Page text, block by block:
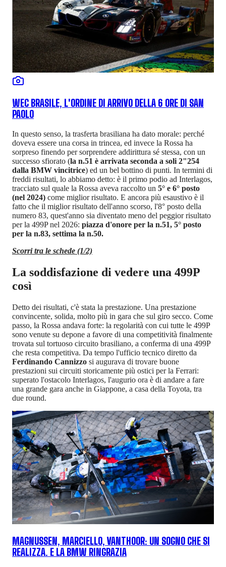
WEC BRASILE, L'ORDINE DI ARRIVO DELLA 6 ORE DI SAN
PAOLO
In questo senso, la trasferta brasiliana ha dato morale: perché
doveva essere una corsa in trincea, ed invece la Rossa ha
sorpreso finendo per sorprendere addirittura sé stessa, con un
successo sfiorato (la n.51 è arrivata seconda a soli 2"254
dalla BMW vincitrice) ed un bel bottino di punti. In termini di
freddi risultati, lo abbiamo detto: è il primo podio ad Interlagos,
tracciato sul quale la Rossa aveva raccolto un 5° e 6° posto
(nel 2024) come miglior risultato. E ancora più esaustivo è il
fatto che il miglior risultato dell'anno scorso, l'8° posto della
numero 83, quest'anno sia diventato meno del peggior risultato
per la 499P nel 2026: piazza d'onore per la n.51, 5° posto
per la n.83, settima la n.50.
Scorri tra le schede (1/2)
La soddisfazione di vedere una 499P
così
Detto dei risultati, c'è stata la prestazione. Una prestazione
convincente, solida, molto più in gara che sul giro secco. Come
passo, la Rossa andava forte: la regolarità con cui tutte le 499P
sono venute su depone a favore di una competitività finalmente
trovata sul tortuoso circuito brasiliano, a conferma di una 499P
che resta competitiva. Da tempo l'ufficio tecnico diretto da
Ferdinando Cannizzo si augurava di trovare buone
prestazioni sui circuiti storicamente più ostici per la Ferrari:
superato l'ostacolo Interlagos, l'augurio ora è di andare a fare
una grande gara anche in Giappone, a casa della Toyota, tra
due round.
MAGNUSSEN, MARCIELLO, VANTHOOR: UN SOGNO CHE SI
REALIZZA. E LA BMW RINGRAZIA